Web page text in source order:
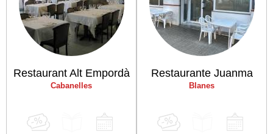
Restaurant Alt Empordà
Cabanelles
Restaurante Juanma
Blanes